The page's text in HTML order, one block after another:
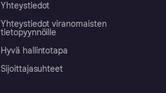
Yhteystiedot
Yhteystiedot viranomaisten
tietopyynnöille
Hyvä hallintotapa
Sijoittajasuhteet